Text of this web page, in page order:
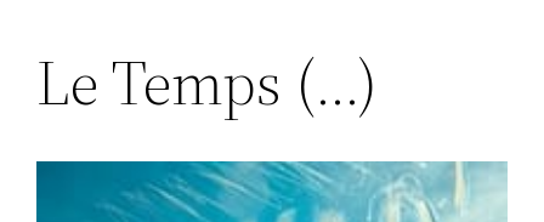
Le Temps (…)